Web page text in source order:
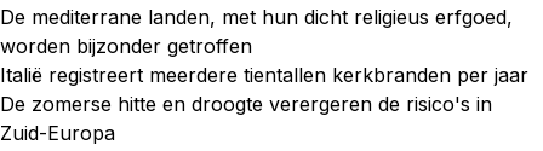
De mediterrane landen, met hun dicht religieus erfgoed,
worden bijzonder getroffen
Italië registreert meerdere tientallen kerkbranden per jaar
De zomerse hitte en droogte verergeren de risico's in
Zuid-Europa